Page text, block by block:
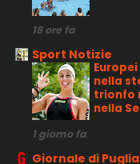
18 ore fa
Sport Notizie
nella
trionfo
nella
1 giorno fa
Giornale di Puglia